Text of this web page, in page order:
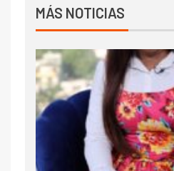
MÁS NOTICIAS